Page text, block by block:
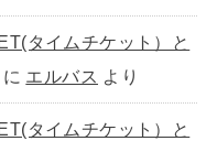
タイムチケット）と
に エルバス より
タイムチケット）と